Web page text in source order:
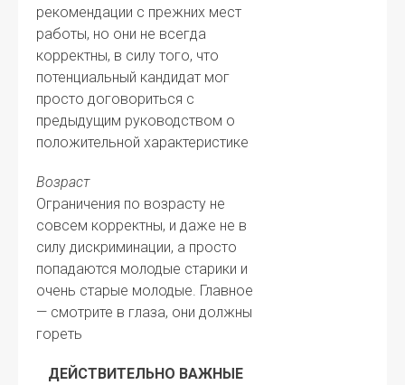
рекомендации с прежних мест
работы, но они не всегда
корректны, в силу того, что
потенциальный кандидат мог
просто договориться с
предыдущим руководством о
положительной характеристике
Возраст
Ограничения по возрасту не
совсем корректны, и даже не в
силу дискриминации, а просто
попадаются молодые старики и
очень старые молодые. Главное
— смотрите в глаза, они должны
гореть
ДЕЙСТВИТЕЛЬНО ВАЖНЫЕ